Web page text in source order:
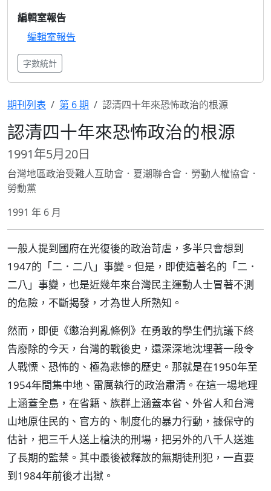
編輯室報告
編輯室報告
字數統計
期刊列表 第 6 期 認清四十年來恐怖政治的根源
認清四十年來恐怖政治的根源
1991年5月20日
台灣地區政治受難人互助會．夏潮聯合會．勞動人權協會．
勞動黨
1991 年 6 月
一般人提到國府在光復後的政治苛虐，多半只會想到
1947的「二．二八」事變。但是，即使這著名的「二．
二八」事變，也是近幾年來台灣民主運動人士冒著不測
的危險，不斷揭發，才為世人所熟知。
然而，即便《懲治判亂條例》在勇敢的學生們抗議下終
告廢除的今天，台灣的戰後史，還深深地沈埋著一段令
人戰慄、恐怖的、極為悲慘的歷史。那就是在1950年至
1954年間集中地、雷厲執行的政治肅清。在這一場地理
上涵蓋全島，在省籍、族群上涵蓋本省、外省人和台灣
山地原住民的、官方的、制度化的暴力行動，據保守的
估計，把三千人送上槍決的刑場，把另外的八千人送進
了長期的監禁。其中最後被釋放的無期徒刑犯，一直要
到1984年前後才出獄。